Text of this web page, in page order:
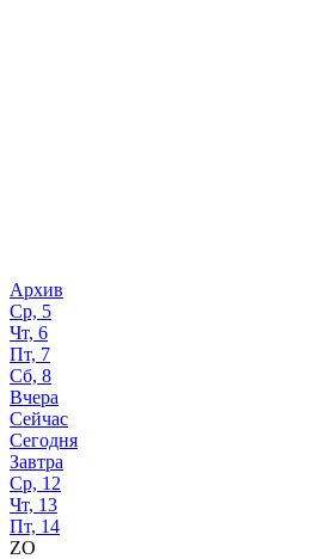
Архив
Ср, 5
Чт, 6
Пт, 7
Сб, 8
Вчера
Сейчас
Сегодня
Завтра
Ср, 12
Чт, 13
Пт, 14
ZO